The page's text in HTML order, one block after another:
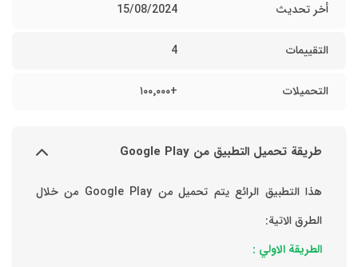
أخر تحديث 15/08/2024
التقييمات
التحميلات
طريقة تحميل التطبيق من Google Play
هذا التطبيق الرائع يتم تحميل من Google Play من خلال
الطرق الاتية:
الطريقة الاولي :